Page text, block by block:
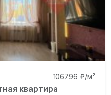
106796 ₽/м²
квартира